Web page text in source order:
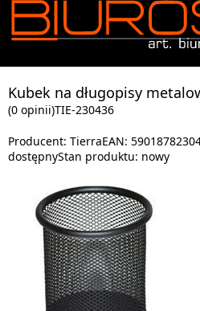
Kubek na długopisy
(0 opinii)TIE-230436
Producent: TierraEAN:
dostępnyStan produktu: nowy